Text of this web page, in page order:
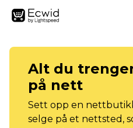
Alt du
på nett
Sett opp en
selge på et nettsted,